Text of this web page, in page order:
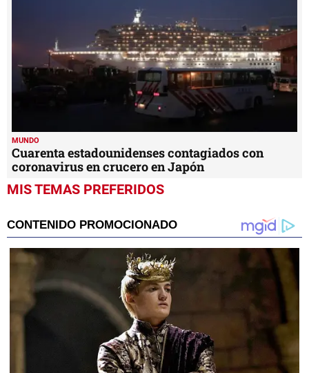
MUNDO
Cuarenta estadounidenses contagiados con
coronavirus en crucero en Japón
MIS TEMAS PREFERIDOS